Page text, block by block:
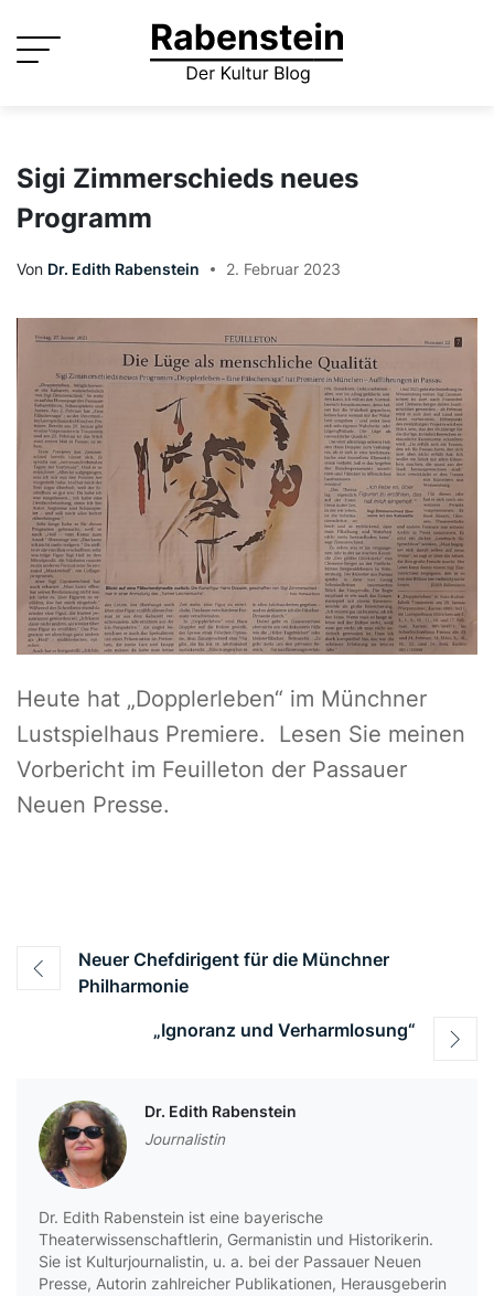
content
Sigi Zimmerschieds neues
Programm
Von Dr. Edith Rabenstein 2. Februar 2023
Heute hat „Dopplerleben“ im Münchner
Lustspielhaus Premiere. Lesen Sie meinen
Vorbericht im Feuilleton der Passauer
Neuen Presse.
Beitragsnavigation
Neuer Chefdirigent für die Münchner
Philharmonie
„Ignoranz und Verharmlosung“
Dr. Edith Rabenstein
Journalistin
Dr. Edith Rabenstein ist eine bayerische
Theaterwissenschaftlerin, Germanistin und Historikerin.
Sie ist Kulturjournalistin, u. a. bei der Passauer Neuen
Presse, Autorin zahlreicher Publikationen, Herausgeberin